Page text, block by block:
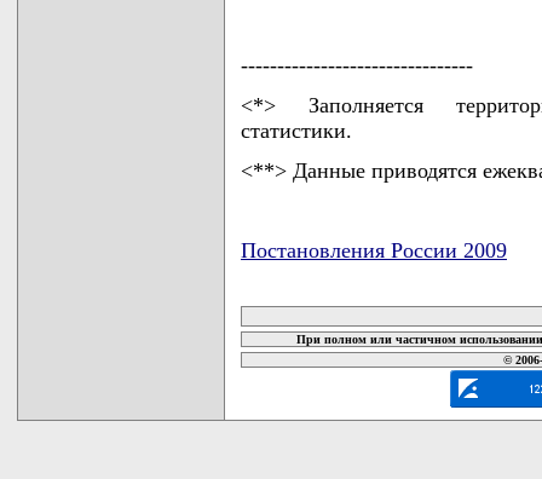
--------------------------------
<*> Заполняется
статистики.
<**> Данные приводятся
Постановления России 2009
При полном или частичном
©